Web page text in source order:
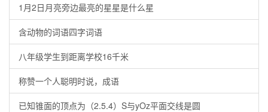
1月2日月亮旁边最亮的星星是什么星
含动物的词语四字词语
八年级学生到距离学校16千米
称赞一个人聪明时说，成语
已知锥面的顶点为（2.5.4）S与yOz平面交线是圆